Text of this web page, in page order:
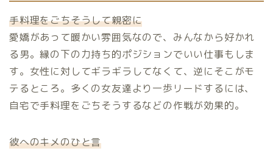
手料理をごちそうして親密に
愛嬌があって暖かい雰囲気なので、みんなから好かれ
る男。縁の下の力持ち的ポジションでいい仕事もしま
す。女性に対してギラギラしてなくて、逆にそこがモ
テるところ。多くの女友達より一歩リードするには、
自宅で手料理をごちそうするなどの作戦が効果的。
彼へのキメのひと言